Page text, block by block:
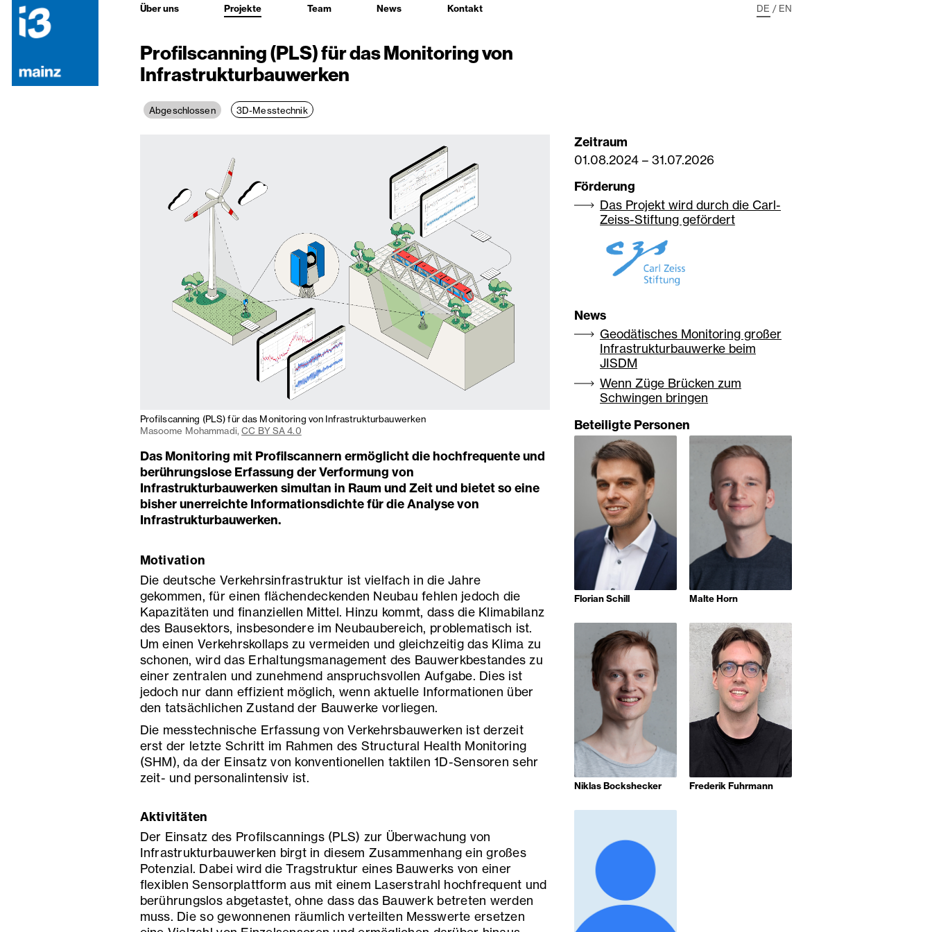
Über uns Projekte Team News Kontakt DE / EN
Profilscanning (PLS) für das Monitoring von
Infrastrukturbauwerken
Abgeschlossen 3D-Messtechnik
Profilscanning (PLS) für das Monitoring von Infrastrukturbauwerken
Masoome Mohammadi,CC BY SA 4.0
Das Monitoring mit Profilscannern ermöglicht die hochfrequente und
berührungslose Erfassung der Verformung von
Infrastrukturbauwerken simultan in Raum und Zeit und bietet so eine
bisher unerreichte Informationsdichte für die Analyse von
Infrastrukturbauwerken.
Motivation
Die deutsche Verkehrsinfrastruktur ist vielfach in die Jahre
gekommen, für einen flächendeckenden Neubau fehlen jedoch die
Kapazitäten und finanziellen Mittel. Hinzu kommt, dass die Klimabilanz
des Bausektors, insbesondere im Neubaubereich, problematisch ist.
Um einen Verkehrskollaps zu vermeiden und gleichzeitig das Klima zu
schonen, wird das Erhaltungsmanagement des Bauwerkbestandes zu
einer zentralen und zunehmend anspruchsvollen Aufgabe. Dies ist
jedoch nur dann effizient möglich, wenn aktuelle Informationen über
den tatsächlichen Zustand der Bauwerke vorliegen.
Die messtechnische Erfassung von Verkehrsbauwerken ist derzeit
erst der letzte Schritt im Rahmen des Structural Health Monitoring
(SHM), da der Einsatz von konventionellen taktilen 1D-Sensoren sehr
zeit- und personalintensiv ist.
Aktivitäten
Der Einsatz des Profilscannings (PLS) zur Überwachung von
Infrastrukturbauwerken birgt in diesem Zusammenhang ein großes
Potenzial. Dabei wird die Tragstruktur eines Bauwerks von einer
flexiblen Sensorplattform aus mit einem Laserstrahl hochfrequent und
berührungslos abgetastet, ohne dass das Bauwerk betreten werden
muss. Die so gewonnenen räumlich verteilten Messwerte ersetzen
Zeitraum
01.08.2024– 31.07.2026
Förderung
Das Projekt wird durch die Carl-
Zeiss-Stiftung gefördert
News
Geodätisches Monitoring großer
Infrastrukturbauwerke beim
JISDM
Wenn Züge Brücken zum
Schwingen bringen
Beteiligte Personen
Florian Schill Malte Horn
Niklas Bockshecker Frederik Fuhrmann